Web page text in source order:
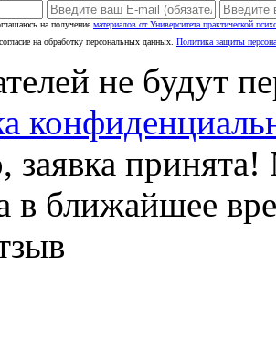
на получение материалов от Университета практической
на обработку персональных данных. Политика защиты
не будут
заявка
в ближайшее